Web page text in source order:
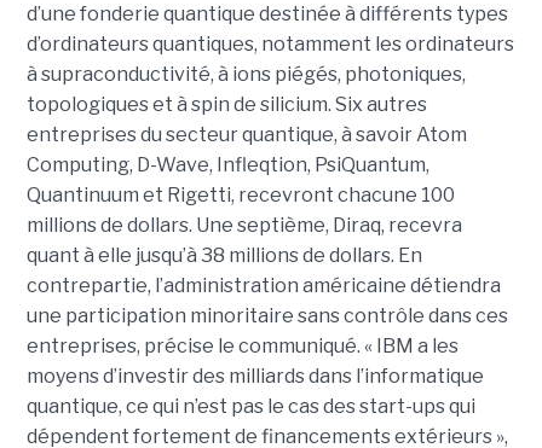
d’une fonderie quantique destinée à différents types
d’ordinateurs quantiques, notamment les ordinateurs
à supraconductivité, à ions piégés, photoniques,
topologiques et à spin de silicium. Six autres
entreprises du secteur quantique, à savoir Atom
Computing, D-Wave, Infleqtion, PsiQuantum,
Quantinuum et Rigetti, recevront chacune 100
millions de dollars. Une septième, Diraq, recevra
quant à elle jusqu’à 38 millions de dollars. En
contrepartie, l’administration américaine détiendra
une participation minoritaire sans contrôle dans ces
entreprises, précise le communiqué. « IBM a les
moyens d’investir des milliards dans l’informatique
quantique, ce qui n’est pas le cas des start-ups qui
dépendent fortement de financements extérieurs »,